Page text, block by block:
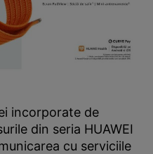
incorporate de
din seria HUAWEI
cu serviciile